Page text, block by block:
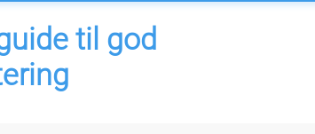
til god